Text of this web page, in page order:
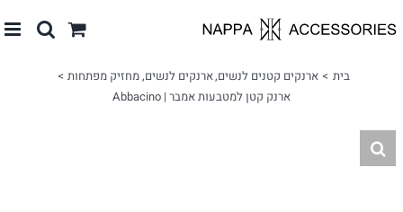
לתוכן
בית ארנקים קטנים לנשים ארנקים לנשים מחזיק מפתחות
ארנק קטן למטבעות אמבר | Abbacino